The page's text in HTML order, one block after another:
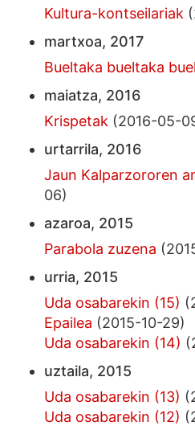
Kultura-kontseilariak
martxoa, 2017
Bueltaka bueltaka
maiatza, 2016
Krispetak (2016-05-
urtarrila, 2016
Jaun Kalparzororen
06)
azaroa, 2015
Parabola zuzena
urria, 2015
Uda osabarekin (15)
Epailea (2015-10-29)
Uda osabarekin (14)
uztaila, 2015
Uda osabarekin (13)
Uda osabarekin (12)